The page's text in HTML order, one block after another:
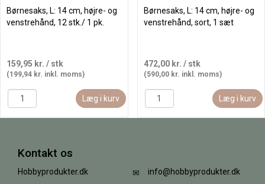
Børnesaks, L: 14 cm, højre- og
venstrehånd, 12 stk./ 1 pk.
159,95 kr. / stk
(199,94 kr. inkl. moms)
Læg i kurv
Børnesaks, L: 14 cm, højre- og
venstrehånd, sort, 1 sæt
472,00 kr. / stk
(590,00 kr. inkl. moms)
Læg i kurv
Kontakt os
Hobbyprodukter.dk info@hobbyprodukter.dk